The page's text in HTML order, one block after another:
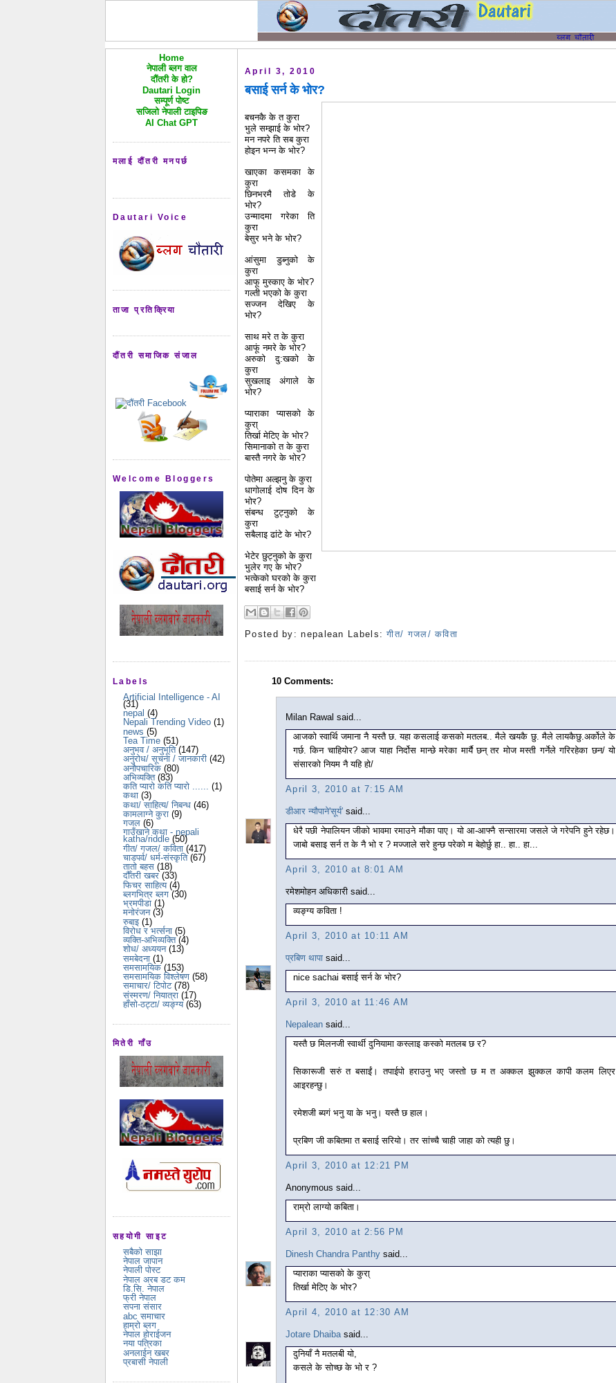
Home
नेपाली ब्लग वाल
दौंतरी के हो?
Dautari Login
सम्पूर्ण पोष्ट
सजिलो नेपाली टाइपिङ
AI Chat GPT
मलाई दौंतरी मनपर्छ
Dautari Voice
ताजा प्रतिक्रिया
दौंतरी समाजिक संजाल
Welcome Bloggers
Labels
Artificial Intelligence - AI
(31)
nepal (4)
Nepali Trending Video (1)
news (5)
Tea Time (51)
अनुभव / अनुभूति (147)
अनुरोध/ सूचना / जानकारी (42)
अनौपचारिक (80)
अभिव्यक्ति (83)
कति प्यारो कति प्यारो ...... (1)
कथा (3)
कथा/ साहित्य/ निबन्ध (46)
कामलाग्ने कुरा (9)
गजल (6)
गाउँखाने कथा - nepali
katha/riddle (50)
गीत/ गजल/ कविता (417)
चाडपर्व/ धर्म-संस्कृति (67)
तातो बहस (18)
दौँतरी खबर (33)
फिचर साहित्य (4)
ब्लगभित्र ब्लग (30)
भ्रमपीडा (1)
मनोरंजन (3)
रुबाइ (1)
विरोध र भर्त्सना (5)
व्यक्ति-अभिव्यक्ति (4)
शोध/ अध्ययन (13)
समबेदना (1)
समसामयिक (153)
समसामयिक विश्लेषण (58)
समाचार/ टिपोट (78)
संस्मरण/ नियात्रा (17)
हाँसो-ठट्टा/ व्यङ्ग्य (63)
मितेरी गाँउ
सहयोगी साइट
सबैको साझा
नेपाल जापान
नेपाली पोस्ट
नेपाल अरब डट कम
डि.सि. नेपाल
फ्री नेपाल
सपना संसार
abc समाचार
हाम्रो ब्लग
नेपाल होराईजन
नया पत्रिका
अनलाईन खबर
प्रबासी नेपाली
April 3, 2010
बसाई सर्न के भोर?
बचनकै के त कुरा
भुले सम्झाई के भोर?
मन नपरे ति सब कुरा
होइन भन्न के भोर?
खाएका कसमका के
कुरा
छिनभरमै तोडे के
भोर?
उन्मादमा गरेका ति
कुरा
बेसुर भने के भोर?
आंसुमा डुब्नुको के
कुरा
आफू मुस्काए के भोर?
गल्ती भएको के कुरा
सज्जन देखिए के
भोर?
साथ मरे त के कुरा
आफूं नमरे के भोर?
अरुको दु:खको के
कुरा
सुखलाइ अंगाले के
भोर?
प्याराका प्यासको के
कुरा्
तिर्खा मेटिए के भोर?
सिमानाको त के कुरा
बास्तै नगरे के भोर?
पोतेमा अल्झनु के कुरा
धागोलाई दोष दिन के
भोर?
संबन्ध टुट्नुको के
कुरा
सबैलाइ ढांटे के भोर?
भेटेर छुट्नुको के कुरा
भुलेर गए के भोर?
भत्केको घरको के कुरा
बसाई सर्न के भोर?
Posted by:nepalean Labels:गीत/ गजल/ कविता
10 Comments:
Milan Rawal said...
आजको स्वार्थि जमाना नै यस्तै छ. यहा कसलाई कसको मतलब.. मैले खयकै छु. मैले लायकैछु.अर्कोले के
गर्छ. किन चाहियोर? आज याहा निर्दोस मान्छे मरेका मार्यै छन् तर मोज मस्ती गर्नेले गरिरहेका छन/ यो
संसारको नियम नै यहि हो/
April 3, 2010 at 7:15 AM
डीआर न्यौपाने'सूर्य' said...
धेरै पछी नेपालियन जीको भावमा रमाउने मौका पाए। यो आ-आफ्नै सन्सारमा जसले जे गरेपनि हुने रहेछ।
जाबो बसाइ सर्न त के नै भो र ? मज्जाले सरे हुन्छ परेको म बेहोर्छु हा.. हा.. हा...
April 3, 2010 at 8:01 AM
रमेशमोहन अधिकारी said...
व्यङ्ग्य कविता !
April 3, 2010 at 10:11 AM
प्रबिण थापा said...
nice sachai बसाई सर्न के भोर?
April 3, 2010 at 11:46 AM
Nepalean said...
यस्तै छ मिलनजी स्वार्थी दुनियामा कस्लाइ कस्को मतलब छ र?
सिकारूजी सरुं त बसाईं। तपाईपो हराउनु भए जस्तो छ म त अक्कल झुक्कल कापी कलम लिएर
आइरहन्छु।
रमेशजी ब्यगं भनु या के भनु। यस्तै छ हाल।
प्रबिण जी कबितमा त बसाई सरियो। तर सांच्चै चाही जाहा को त्यही छु।
April 3, 2010 at 12:21 PM
Anonymous said...
राम्रो लाग्यो कबिता।
April 3, 2010 at 2:56 PM
Dinesh Chandra Panthy said...
प्याराका प्यासको के कुरा्
तिर्खा मेटिए के भोर?
April 4, 2010 at 12:30 AM
Jotare Dhaibasaid...
दुनियाँ नै मतलबी यो,
कसले के सोच्छ के भो र ?